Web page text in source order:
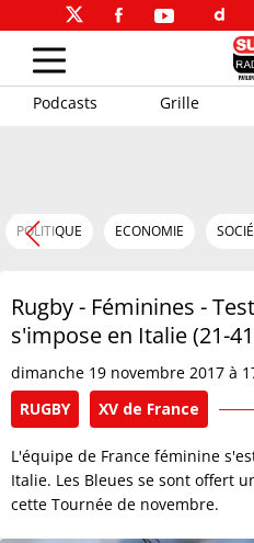
Podcasts Grille
POLITIQUE ECONOMIE
Rugby - Féminines -
s'impose en Italie (21-
dimanche 19 novembre 2017 à
RUGBY
XV de France
L'équipe de France féminine
Italie. Les Bleues se sont offert
cette Tournée de novembre.